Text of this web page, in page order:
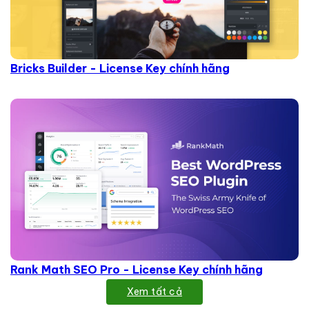
Bricks Builder - License Key chính hãng
Rank Math SEO Pro - License Key chính hãng
Xem tất cả